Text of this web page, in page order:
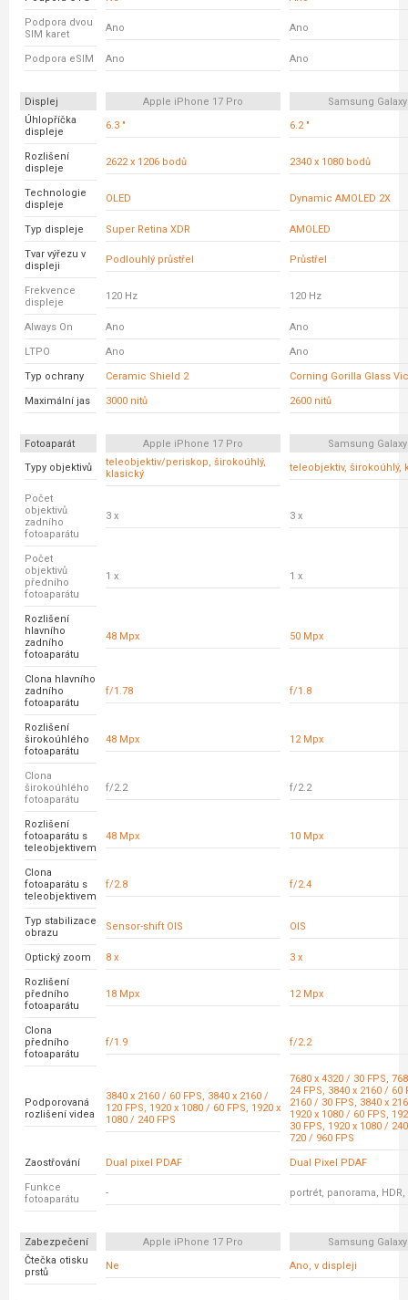
Podpora dvou
SIM karet
Ano Ano
Podpora eSIM Ano Ano
Displej Apple iPhone 17 Pro
Samsung Galaxy
Úhlopříčka
displeje
6.3 " 6.2 "
Rozlišení
displeje
2622 x 1206 bodů 2340 x 1080 bodů
Technologie
displeje
OLED Dynamic AMOLED 2X
Typ displeje Super Retina XDR AMOLED
Tvar výřezu v
displeji
Podlouhlý průstřel Průstřel
Frekvence
displeje
120 Hz 120 Hz
Always On Ano Ano
LTPO Ano Ano
Typ ochrany Ceramic Shield 2 Corning Gorilla Glass
Maximální jas 3000 nitů 2600 nitů
Fotoaparát Apple iPhone 17 Pro
Samsung Galaxy
Typy objektivů
teleobjektiv/periskop, širokoúhlý,
klasický
teleobjektiv, širokoúhlý,
Počet
objektivů
zadního
fotoaparátu
3 x 3 x
Počet
objektivů
předního
fotoaparátu
1 x 1 x
Rozlišení
hlavního
zadního
fotoaparátu
48 Mpx 50 Mpx
Clona hlavního
zadního
fotoaparátu
f/1.78 f/1.8
Rozlišení
širokoúhlého
fotoaparátu
48 Mpx 12 Mpx
Clona
širokoúhlého
fotoaparátu
f/2.2 f/2.2
Rozlišení
fotoaparátu s
teleobjektivem
48 Mpx 10 Mpx
Clona
fotoaparátu s
teleobjektivem
f/2.8 f/2.4
Typ stabilizace
obrazu
Sensor-shift OIS OIS
Optický zoom 8 x 3 x
Rozlišení
předního
fotoaparátu
18 Mpx 12 Mpx
Clona
předního
fotoaparátu
f/1.9 f/2.2
Podporovaná
rozlišení videa
3840 x 2160 / 60 FPS, 3840 x 2160 /
120 FPS, 1920 x 1080 / 60 FPS, 1920 x
1080 / 240 FPS
7680 x 4320 / 30 FPS,
24 FPS, 3840 x 2160 / 60
2160 / 30 FPS, 3840 x
1920 x 1080 / 60 FPS,
30 FPS, 1920 x 1080 /
720 / 960 FPS
Zaostřování Dual pixel PDAF Dual Pixel PDAF
Funkce
fotoaparátu
- portrét, panorama,
Zabezpečení Apple iPhone 17 Pro
Samsung Galaxy
Čtečka otisku
prstů
Ne Ano, v displeji